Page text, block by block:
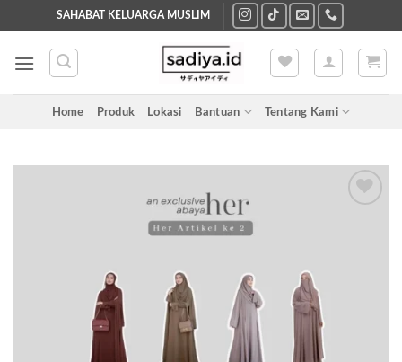
to
content
SAHABAT KELUARGA MUSLIM
Home Produk Lokasi Bantuan Tentang Kami